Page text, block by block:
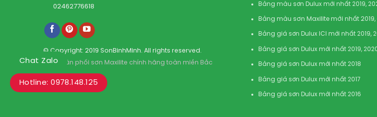
02462776618
© Copyright: 2019 SonBinhMinh. All rights reserved.
Kho phân phối sơn Maxilite chính hãng toàn miền Bắc
Bảng màu sơn Dulux mới nhất 2019,
Bảng màu sơn Maxilite mới nhất 2019,
Bảng giá sơn Dulux ICI mới nhất 2019,
Bảng giá sơn Dulux mới nhất 2019,
Bảng giá sơn Dulux mới nhất 2018
Bảng giá sơn Dulux mới nhất 2017
Bảng giá sơn Dulux mới nhất 2016
Chat Zalo
Hotline: 0978.148.125